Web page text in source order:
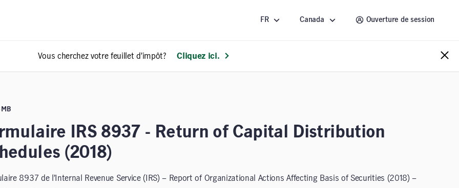
FR Canada Ouverture de session
Vous cherchez votre feuillet d’impôt? Cliquez ici.
MB
IRS 8937 - Return of Capital Distribution
(2018)
8937 de l’Internal Revenue Service (IRS) – Report of Organizational Actions Affecting Basis of Securities (2018) –